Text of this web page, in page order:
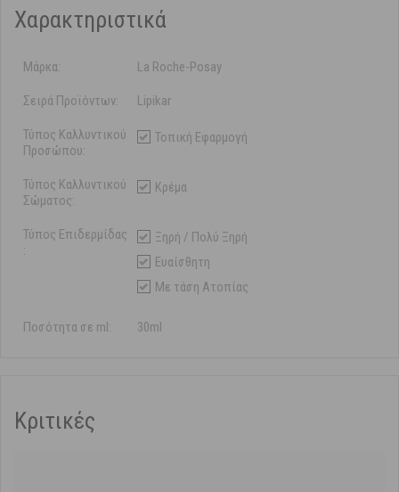
Χαρακτηριστικά
Μάρκα: La Roche-Posay
Σειρά Προϊόντων: Lipikar
Τύπος Καλλυντικού
Προσώπου:
Τοπική Εφαρμογή
Τύπος Καλλυντικού
Σώματος:
Κρέμα
Τύπος Επιδερμίδας
:
Ξηρή / Πολύ Ξηρή
Ευαίσθητη
Με τάση Ατοπίας
Ποσότητα σε ml: 30ml
Κριτικές